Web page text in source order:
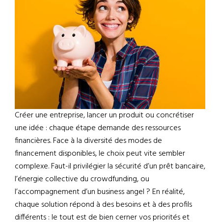
Créer une entreprise, lancer un produit ou concrétiser
une idée : chaque étape demande des ressources
financières. Face à la diversité des modes de
financement disponibles, le choix peut vite sembler
complexe. Faut-il privilégier la sécurité d’un prêt bancaire,
l’énergie collective du crowdfunding, ou
l’accompagnement d’un business angel ? En réalité,
chaque solution répond à des besoins et à des profils
différents : le tout est de bien cerner vos priorités et